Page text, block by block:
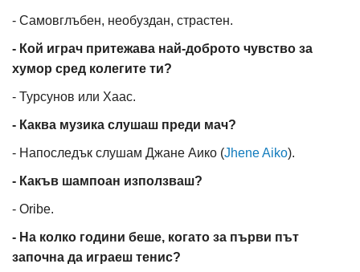
- Самовглъбен, необуздан, страстен.
- Кой играч притежава най-доброто чувство за
хумор сред колегите ти?
- Турсунов или Хаас.
- Каква музика слушаш преди мач?
- Напоследък слушам Джане Аико (Jhene Aiko).
- Какъв шампоан използваш?
- Oribe.
- На колко години беше, когато за първи път
започна да играеш тенис?